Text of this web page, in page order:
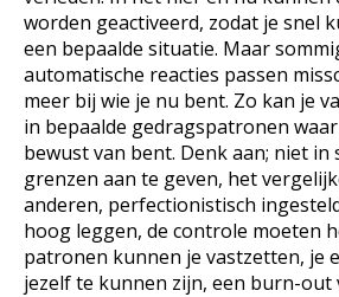
worden geactiveerd, zodat je snel
een bepaalde situatie. Maar
automatische reacties passen
meer bij wie je nu bent. Zo kan je
in bepaalde gedragspatronen
bewust van bent. Denk aan; niet in
grenzen aan te geven, het
anderen, perfectionistisch
hoog leggen, de controle moeten
patronen kunnen je vastzetten, je
jezelf te kunnen zijn, een burn-out